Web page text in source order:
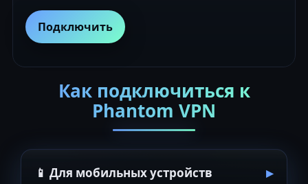
Подключить
Как подключиться к
Phantom VPN
📱 Для мобильных устройств